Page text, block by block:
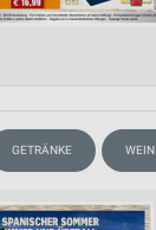
GETRÄNKE WEIN